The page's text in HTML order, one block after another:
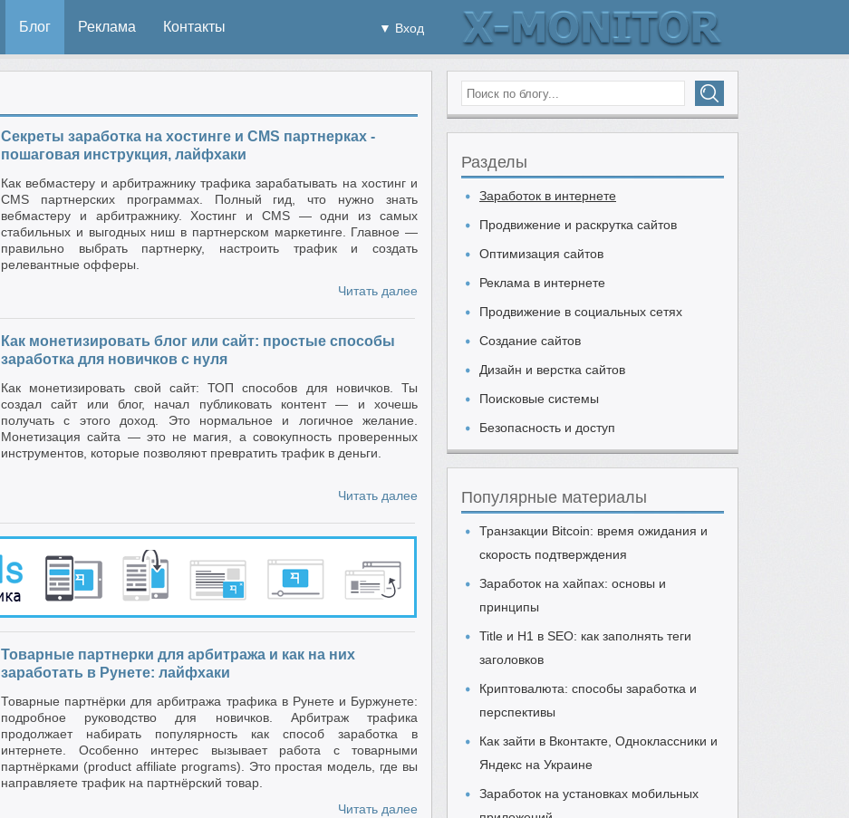
Блог Реклама Контакты ▼ Вход
Секреты заработка на хостинге и CMS партнерках -
пошаговая инструкция, лайфхаки
Как вебмастеру и арбитражнику трафика зарабатывать на хостинг и
CMS партнерских программах. Полный гид, что нужно знать
вебмастеру и арбитражнику. Хостинг и CMS — одни из самых
стабильных и выгодных ниш в партнерском маркетинге. Главное —
правильно выбрать партнерку, настроить трафик и создать
релевантные офферы.
Читать далее
Как монетизировать блог или сайт: простые способы
заработка для новичков с нуля
Как монетизировать свой сайт: ТОП способов для новичков. Ты
создал сайт или блог, начал публиковать контент — и хочешь
получать с этого доход. Это нормальное и логичное желание.
Монетизация сайта — это не магия, а совокупность проверенных
инструментов, которые позволяют превратить трафик в деньги.
Читать далее
Товарные партнерки для арбитража и как на них
заработать в Рунете: лайфхаки
Товарные партнёрки для арбитража трафика в Рунете и Буржунете:
подробное руководство для новичков. Арбитраж трафика
продолжает набирать популярность как способ заработка в
интернете. Особенно интерес вызывает работа с товарными
партнёрками (product affiliate programs). Это простая модель, где вы
направляете трафик на партнёрский товар.
Читать далее
Разделы
Заработок в интернете
Продвижение и раскрутка сайтов
Оптимизация сайтов
Реклама в интернете
Продвижение в социальных сетях
Создание сайтов
Дизайн и верстка сайтов
Поисковые системы
Безопасность и доступ
Популярные материалы
Транзакции Bitcoin: время ожидания и
скорость подтверждения
Заработок на хайпах: основы и
принципы
Title и H1 в SEO: как заполнять теги
заголовков
Криптовалюта: способы заработка и
перспективы
Как зайти в Вконтакте, Одноклассники и
Яндекс на Украине
Заработок на установках мобильных